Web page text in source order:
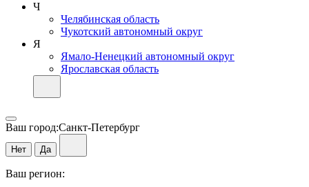
Ч
Челябинская область
Чукотский автономный округ
Я
Ямало-Ненецкий автономный округ
Ярославская область
Ваш город:Санкт-Петербург
Нет Да
Ваш регион: